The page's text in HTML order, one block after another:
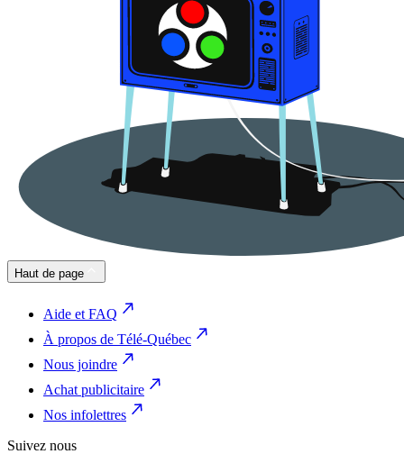
Haut de page
Aide et FAQ
À propos de Télé-Québec
Nous joindre
Achat publicitaire
Nos infolettres
Suivez nous